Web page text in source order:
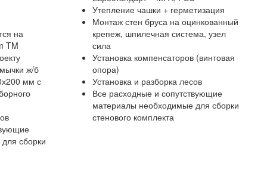
на
TM
ж/б
мм с
сборки
Утепление чашки + герметизация
Монтаж стен бруса на оцинкованный
крепеж, шпилечная система, узел
сила
Установка компенсаторов (винтовая
опора)
Установка и разборка лесов
Все расходные и сопутствующие
материалы необходимые для сборки
стенового комплекта